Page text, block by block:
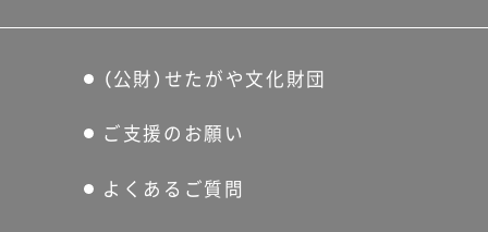
（公財）せたがや文化財団
ご支援のお願い
よくあるご質問